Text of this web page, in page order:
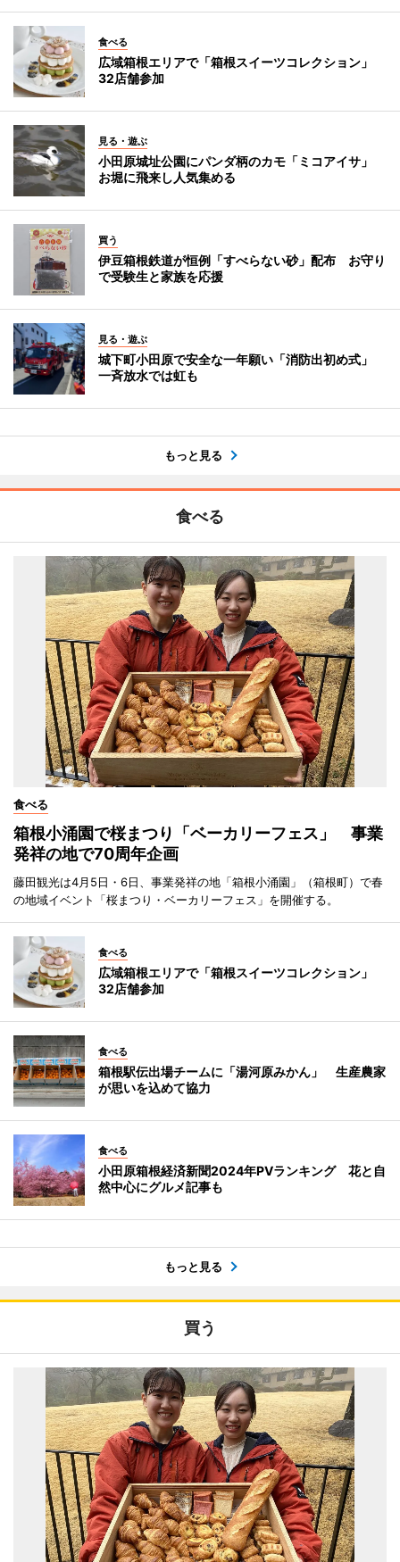
食べる
広域箱根エリアで「箱根スイーツコレクション」
32店舗参加
見る・遊ぶ
小田原城址公園にパンダ柄のカモ「ミコアイサ」
お堀に飛来し人気集める
買う
伊豆箱根鉄道が恒例「すべらない砂」配布 お守り
で受験生と家族を応援
見る・遊ぶ
城下町小田原で安全な一年願い「消防出初め式」
一斉放水では虹も
もっと見る
食べる
食べる
箱根小涌園で桜まつり「ベーカリーフェス」 事業
発祥の地で70周年企画
藤田観光は4月5日・6日、事業発祥の地「箱根小涌園」（箱根町）で春
の地域イベント「桜まつり・ベーカリーフェス」を開催する。
食べる
広域箱根エリアで「箱根スイーツコレクション」
32店舗参加
食べる
箱根駅伝出場チームに「湯河原みかん」 生産農家
が思いを込めて協力
食べる
小田原箱根経済新聞2024年PVランキング 花と自
然中心にグルメ記事も
もっと見る
買う